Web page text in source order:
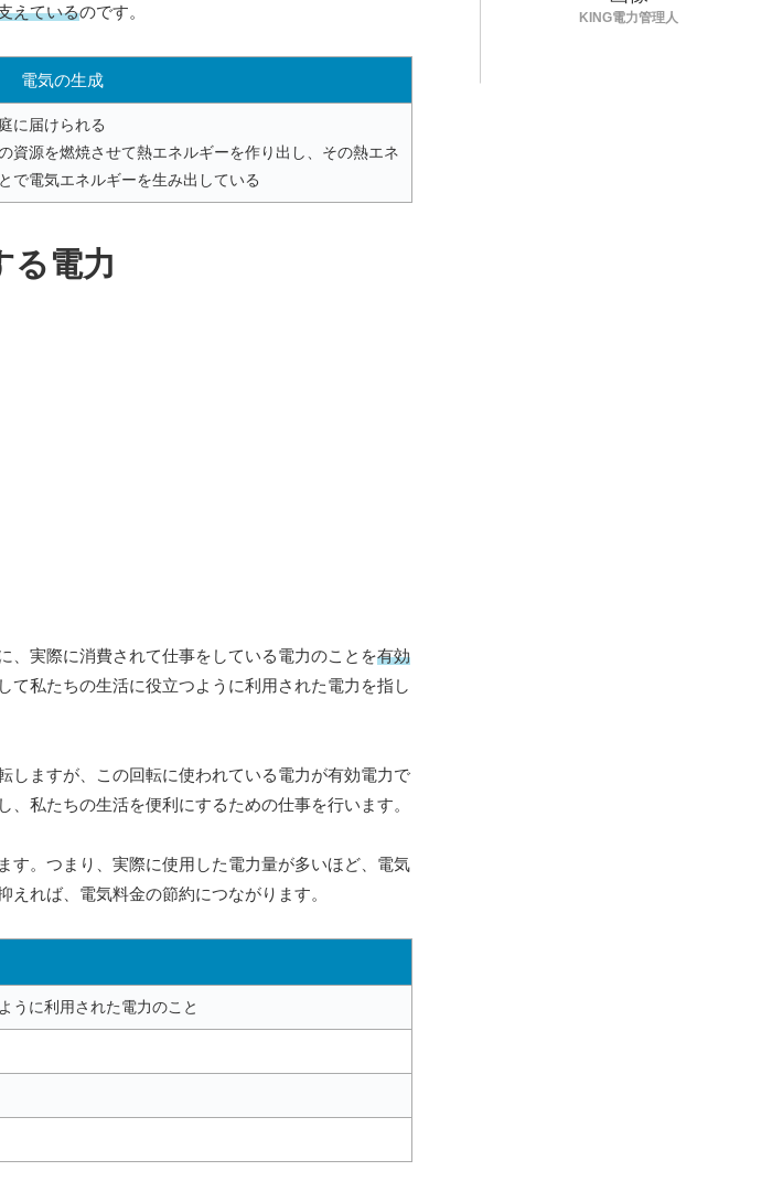
えているのです。
電気の生成
に届けられる
資源を燃焼させて熱エネルギーを作り出し、その熱エネ
で電気エネルギーを生み出している
る電力
、実際に消費されて仕事をしている電力のことを有効
て私たちの生活に役立つように利用された電力を指し
しますが、この回転に使われている電力が有効電力で
私たちの生活を便利にするための仕事を行います。
す。つまり、実際に使用した電力量が多いほど、電気
れば、電気料金の節約につながります。
うに利用された電力のこと
KING電力管理人